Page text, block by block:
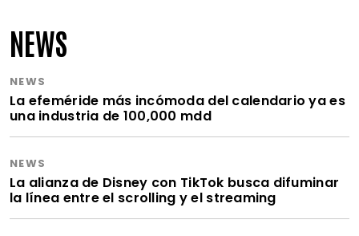
NEWS
NEWS
La efeméride más incómoda del calendario ya es
una industria de 100,000 mdd
NEWS
La alianza de Disney con TikTok busca difuminar
la línea entre el scrolling y el streaming